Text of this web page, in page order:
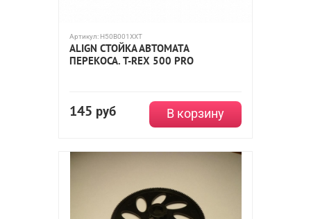
Артикул: H50B001XXT
ALIGN СТОЙКА АВТОМАТА
ПЕРЕКОСА. T-REX 500 PRO
145 руб В корзину